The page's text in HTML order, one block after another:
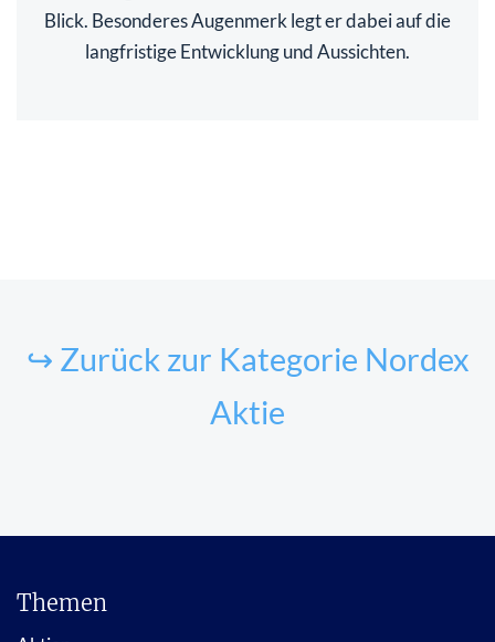
Blick. Besonderes Augenmerk legt er dabei auf die
langfristige Entwicklung und Aussichten.
↪ Zurück zur Kategorie Nordex
Aktie
Themen